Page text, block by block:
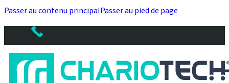
Passer au contenu principalPasser au pied de page